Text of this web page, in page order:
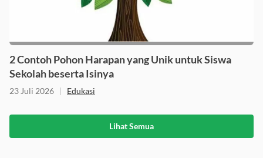
2 Contoh Pohon Harapan yang Unik untuk Siswa
Sekolah beserta Isinya
23 Juli 2026 | Edukasi
Lihat Semua